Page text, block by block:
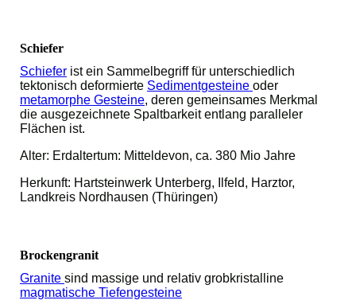
Schiefer
Schiefer ist ein Sammelbegriff für unterschiedlich
tektonisch deformierte Sedimentgesteine oder
metamorphe Gesteine, deren gemeinsames Merkmal
die ausgezeichnete Spaltbarkeit entlang paralleler
Flächen ist.
Alter: Erdaltertum: Mitteldevon, ca. 380 Mio Jahre
Herkunft: Hartsteinwerk Unterberg, Ilfeld, Harztor,
Landkreis Nordhausen (Thüringen)
Brockengranit
Granite sind massige und relativ grobkristalline
magmatische Tiefengesteine